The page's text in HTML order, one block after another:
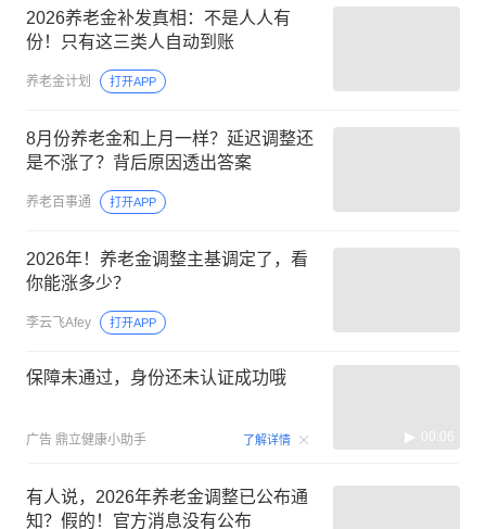
2026养老金补发真相：不是人人有
份！只有这三类人自动到账
养老金计划 打开APP
8月份养老金和上月一样？延迟调整还
是不涨了？背后原因透出答案
养老百事通 打开APP
2026年！养老金调整主基调定了，看
你能涨多少？
李云飞Afey 打开APP
保障未通过，身份还未认证成功哦
广告 鼎立健康小助手 了解详情 00:06
有人说，2026年养老金调整已公布通
知？假的！官方消息没有公布